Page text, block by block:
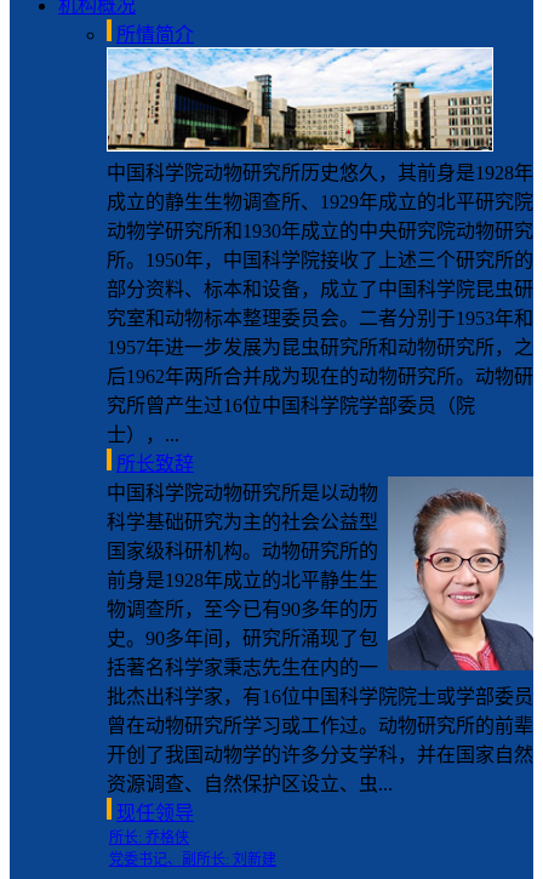
机构概况
所情简介
中国科学院动物研究所历史悠久，其前身是1928年
成立的静生生物调查所、1929年成立的北平研究院
动物学研究所和1930年成立的中央研究院动物研究
所。1950年，中国科学院接收了上述三个研究所的
部分资料、标本和设备，成立了中国科学院昆虫研
究室和动物标本整理委员会。二者分别于1953年和
1957年进一步发展为昆虫研究所和动物研究所，之
后1962年两所合并成为现在的动物研究所。动物研
究所曾产生过16位中国科学院学部委员（院
士），...
所长致辞
中国科学院动物研究所是以动物
科学基础研究为主的社会公益型
国家级科研机构。动物研究所的
前身是1928年成立的北平静生生
物调查所，至今已有90多年的历
史。90多年间，研究所涌现了包
括著名科学家秉志先生在内的一
批杰出科学家，有16位中国科学院院士或学部委员
曾在动物研究所学习或工作过。动物研究所的前辈
开创了我国动物学的许多分支学科，并在国家自然
资源调查、自然保护区设立、虫...
现任领导
所长: 乔格侠
党委书记、副所长: 刘新建